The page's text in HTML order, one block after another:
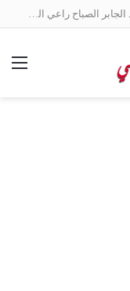
وفاة أمير الكويت.. من هو الأمير نواف الأحمد الجابر الصباح راعي السلام بين العرب؟